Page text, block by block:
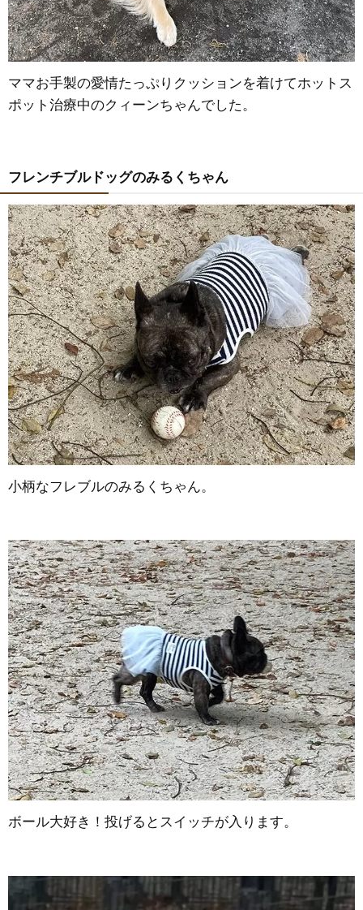
ママお手製の愛情たっぷりクッションを着けてホットス
ポット治療中のクィーンちゃんでした。
フレンチブルドッグのみるくちゃん
小柄なフレブルのみるくちゃん。
ボール大好き！投げるとスイッチが入ります。